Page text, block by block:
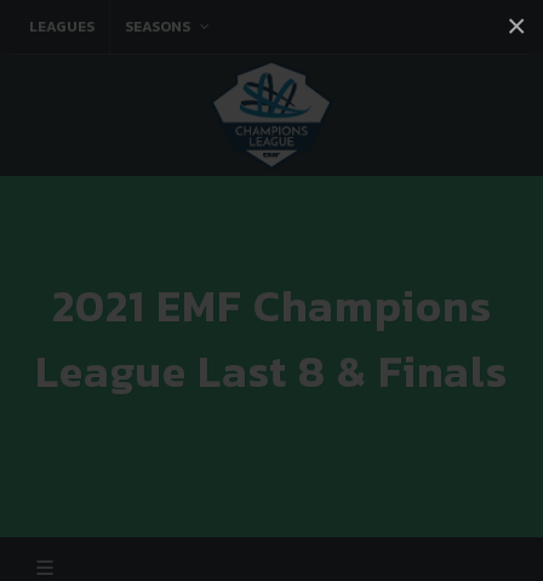
×
LEAGUES SEASONS
You tube
2021 EMF Champions
League Last 8 & Finals